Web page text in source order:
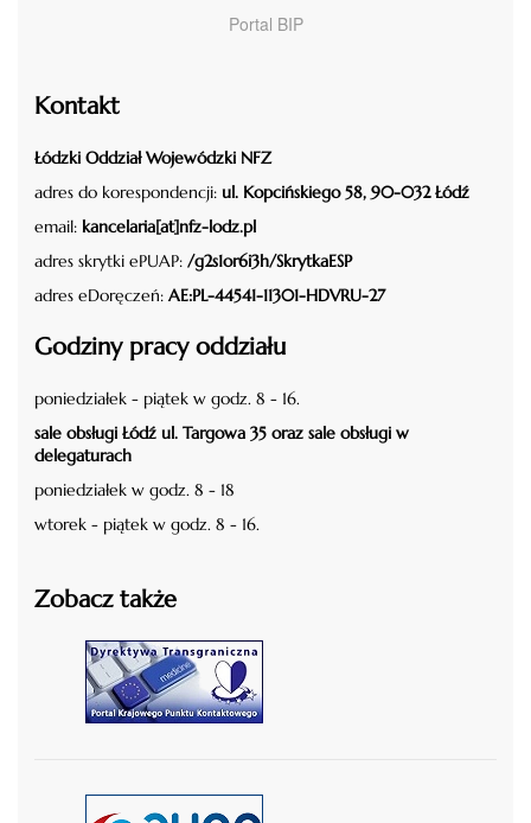
Portal BIP
Kontakt
Łódzki Oddział Wojewódzki NFZ
adres do korespondencji: ul. Kopcińskiego 58, 90-032 Łódź
email: kancelaria[at]nfz-lodz.pl
adres skrytki ePUAP: /g2s1or6i3h/SkrytkaESP
adres eDoręczeń: AE:PL-44541-11301-HDVRU-27
Godziny pracy oddziału
poniedziałek - piątek w godz. 8 - 16.
sale obsługi Łódź ul. Targowa 35 oraz sale obsługi w
delegaturach
poniedziałek w godz. 8 - 18
wtorek - piątek w godz. 8 - 16.
Zobacz także
czytaj więcej